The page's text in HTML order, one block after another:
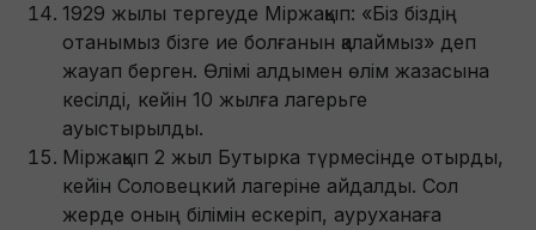
1929 жылы тергеуде Міржақып: «Біз біздің
отанымыз бізге ие болғанын қалаймыз» деп
жауап берген. Өлімі алдымен өлім жазасына
кесілді, кейін 10 жылға лагерьге
ауыстырылды.
Міржақып 2 жыл Бутырка түрмесінде отырды,
кейін Соловецкий лагеріне айдалды. Сол
жерде оның білімін ескеріп, ауруханаға